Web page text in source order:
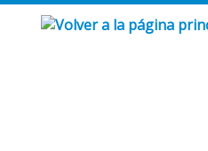
Buscar: